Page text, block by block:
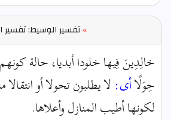
»تفسير الوسيط: تفسير
خالِدِينَ فِيها خلودا أبديا، حالة
حِوَلًاأى: لا يطلبون تحولا أو
لكونها أطيب المنازل وأعلاها.